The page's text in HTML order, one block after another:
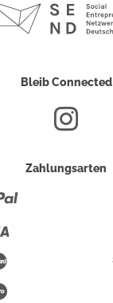
Bleib Connected
Zahlungsarten
Maestro